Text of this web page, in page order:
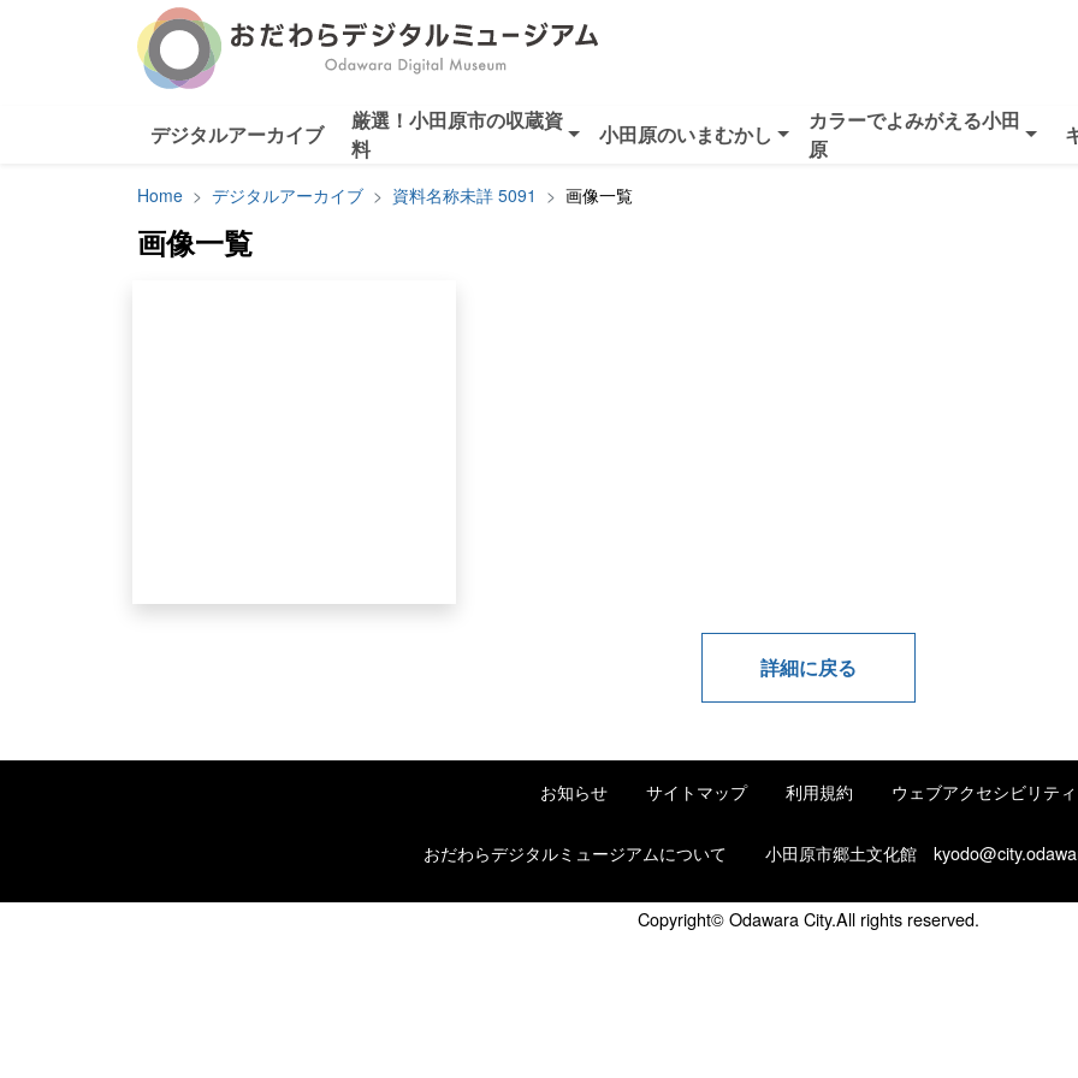
デジタルアーカイブ
厳選！小田原市の収蔵資
料
小田原のいまむかし
カラーでよみがえる小田
原
Home デジタルアーカイブ 資料名称未詳 5091 画像一覧
画像一覧
詳細に戻る
お知らせ サイトマップ 利用規約 ウェブアクセシビリティ
おだわらデジタルミュージアムについて 小田原市郷土文化館
Copyright© Odawara City.All rights reserved.